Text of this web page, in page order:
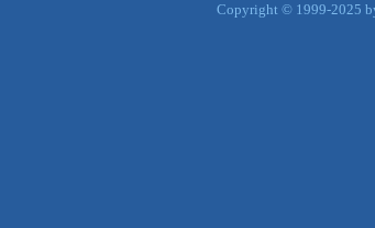
Copyright © 1999-2025